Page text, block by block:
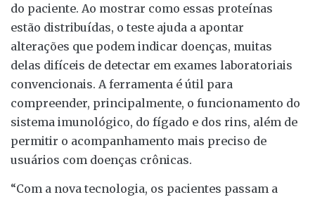
do paciente. Ao mostrar como essas proteínas
estão distribuídas, o teste ajuda a apontar
alterações que podem indicar doenças, muitas
delas difíceis de detectar em exames laboratoriais
convencionais. A ferramenta é útil para
compreender, principalmente, o funcionamento do
sistema imunológico, do fígado e dos rins, além de
permitir o acompanhamento mais preciso de
usuários com doenças crônicas.
“Com a nova tecnologia, os pacientes passam a